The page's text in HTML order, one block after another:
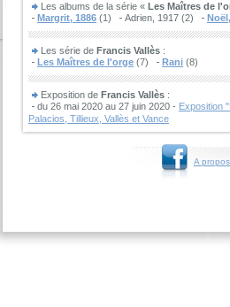
Les albums de la série « Les Maîtres de
Margrit, 1886 (1) Adrien, 1917 (2)
Les série de Francis Vallès :
Les Maîtres de l'orge (7) Rani (8)
Exposition de Francis Vallès :
du 26 mai 2020 au 27 juin 2020 - Exposition
Palacios, Tillieux, Vallès et Vance
A